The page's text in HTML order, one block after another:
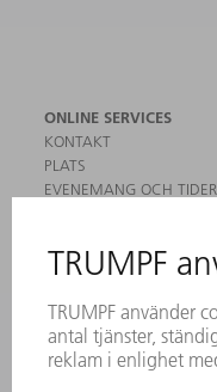
ONLINE SERVICES
KONTAKT
PLATS
EVENEMANG OCH TIDER
SÄKERHETSDATABLAD
MASKINER & SYSTEM
LASER
KRAFTELEKTRONIK